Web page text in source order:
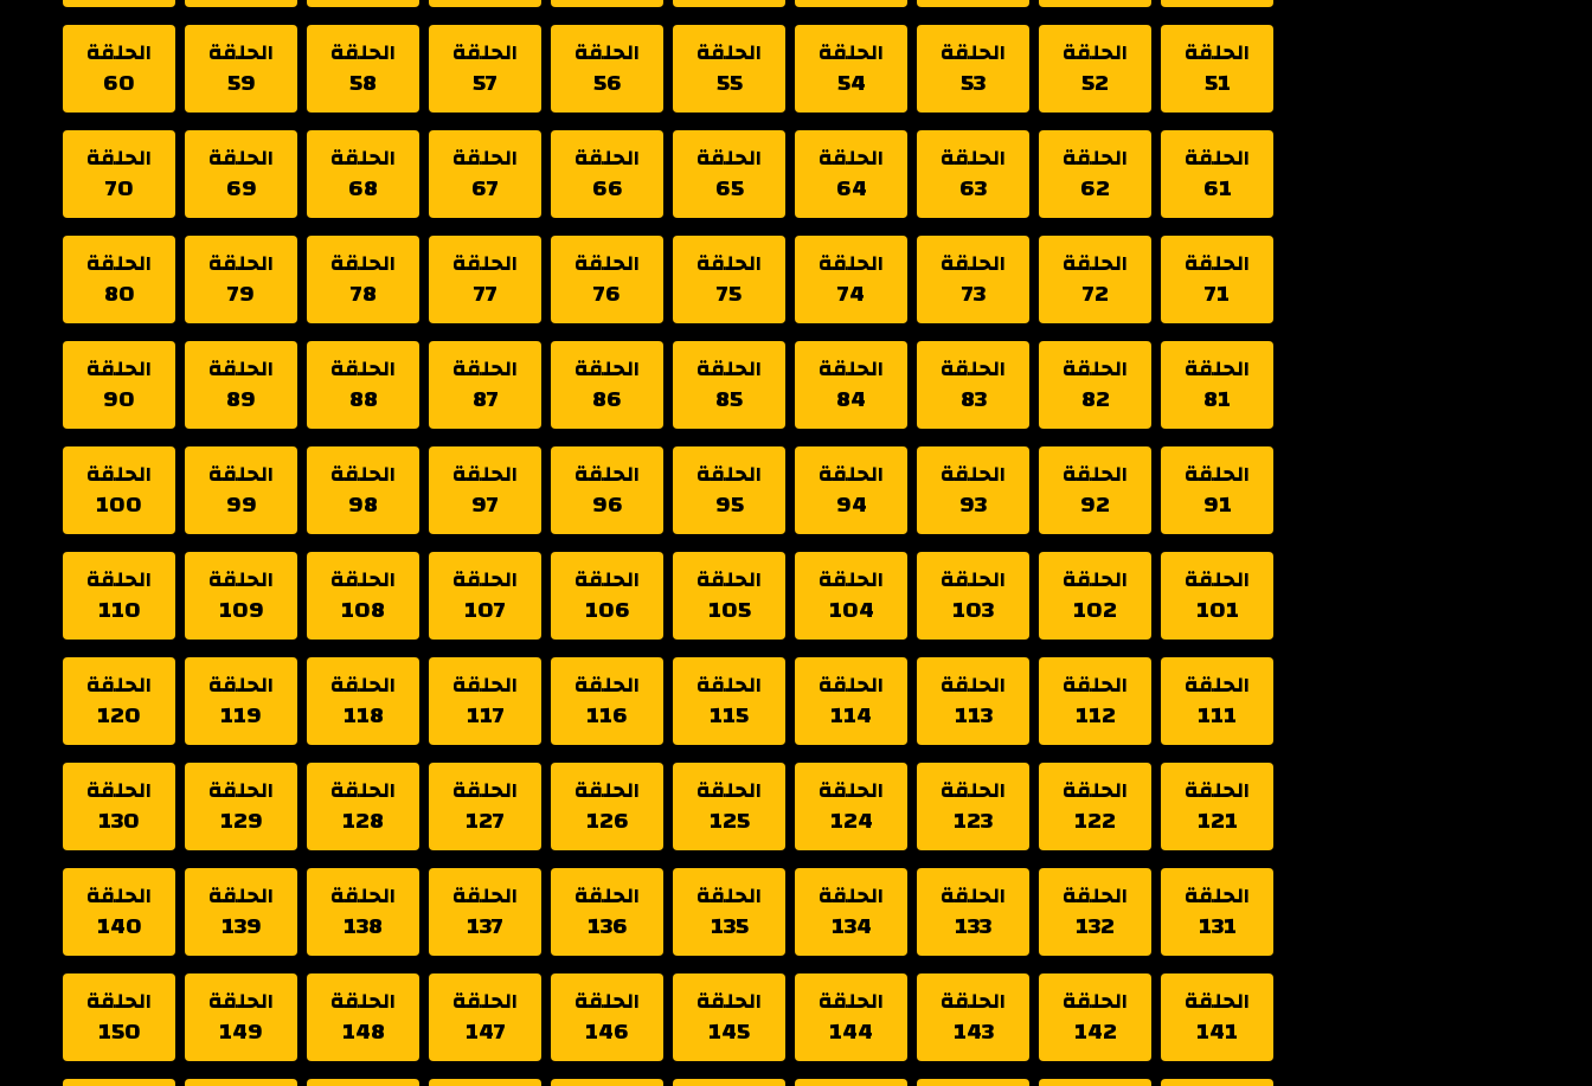
الحلقة
51
الحلقة
52
الحلقة
53
الحلقة
54
الحلقة
55
الحلقة
56
الحلقة
57
الحلقة
58
الحلقة
59
الحلقة
60
الحلقة
61
الحلقة
62
الحلقة
63
الحلقة
64
الحلقة
65
الحلقة
66
الحلقة
67
الحلقة
68
الحلقة
69
الحلقة
70
الحلقة
71
الحلقة
72
الحلقة
73
الحلقة
74
الحلقة
75
الحلقة
76
الحلقة
77
الحلقة
78
الحلقة
79
الحلقة
80
الحلقة
81
الحلقة
82
الحلقة
83
الحلقة
84
الحلقة
85
الحلقة
86
الحلقة
87
الحلقة
88
الحلقة
89
الحلقة
90
الحلقة
91
الحلقة
92
الحلقة
93
الحلقة
94
الحلقة
95
الحلقة
96
الحلقة
97
الحلقة
98
الحلقة
99
الحلقة
100
الحلقة
101
الحلقة
102
الحلقة
103
الحلقة
104
الحلقة
105
الحلقة
106
الحلقة
107
الحلقة
108
الحلقة
109
الحلقة
110
الحلقة
111
الحلقة
112
الحلقة
113
الحلقة
114
الحلقة
115
الحلقة
116
الحلقة
117
الحلقة
118
الحلقة
119
الحلقة
120
الحلقة
121
الحلقة
122
الحلقة
123
الحلقة
124
الحلقة
125
الحلقة
126
الحلقة
127
الحلقة
128
الحلقة
129
الحلقة
130
الحلقة
131
الحلقة
132
الحلقة
133
الحلقة
134
الحلقة
135
الحلقة
136
الحلقة
137
الحلقة
138
الحلقة
139
الحلقة
140
الحلقة
141
الحلقة
142
الحلقة
143
الحلقة
144
الحلقة
145
الحلقة
146
الحلقة
147
الحلقة
148
الحلقة
149
الحلقة
150